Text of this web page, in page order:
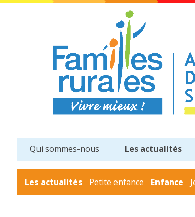
Qui sommes-nous Les actualités
Les actualités Petite enfance Enfance